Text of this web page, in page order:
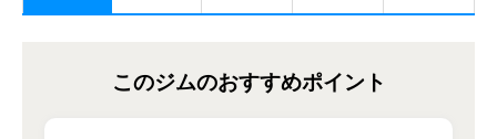
このジムのおすすめポイント